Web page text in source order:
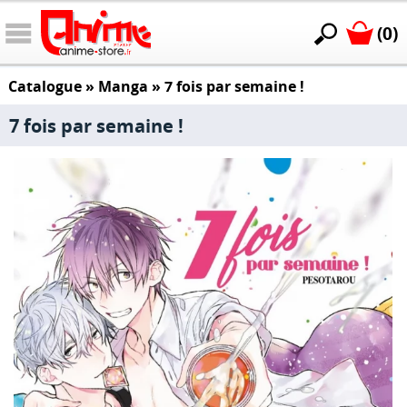
(0)
Catalogue» Manga » 7 fois par semaine !
7 fois par semaine !